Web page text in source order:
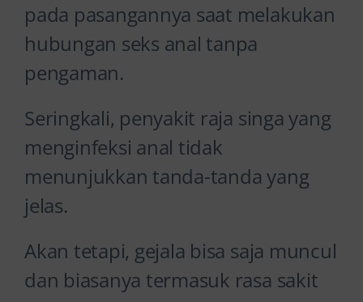
pada pasangannya saat melakukan
hubungan seks anal tanpa
pengaman.
Seringkali, penyakit raja singa yang
menginfeksi anal tidak
menunjukkan tanda-tanda yang
jelas.
Akan tetapi, gejala bisa saja muncul
dan biasanya termasuk rasa sakit